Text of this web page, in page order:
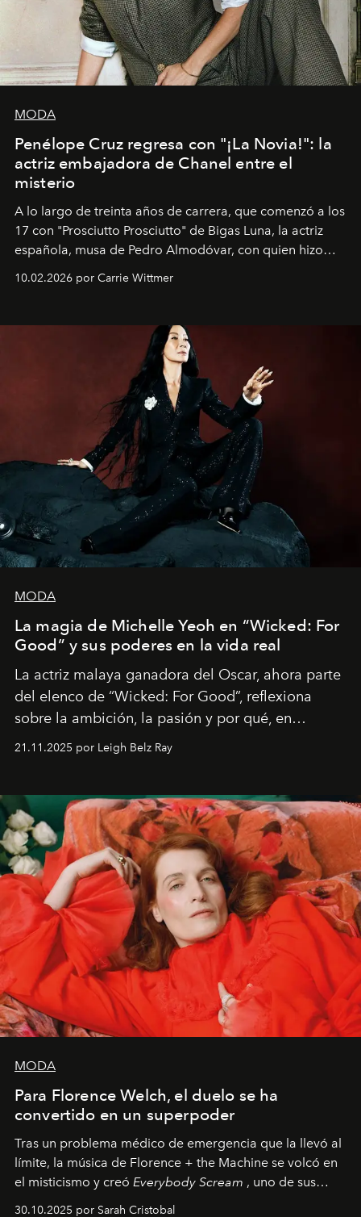
MODA
Penélope Cruz regresa con "¡La Novia!": la
actriz embajadora de Chanel entre el
misterio
A lo largo de treinta años de carrera, que comenzó a los
17 con "Prosciutto Prosciutto" de Bigas Luna, la actriz
española, musa de Pedro Almodóvar, con quien hizo
Barcelona", ha dividido su tiempo entre Europa y
dirigida por Maggie Gyllenhaal.
10.02.2026 por Carrie Wittmer
MODA
La magia de Michelle Yeoh en “Wicked: For
Good” y sus poderes en la vida real
La actriz malaya ganadora del Oscar, ahora parte
del elenco de “Wicked: For Good”, reflexiona
sobre la ambición, la pasión y por qué, en
ocasiones, la introspección puede esperar. “Es
importa si no lo entienden’”, confiesa.
21.11.2025 por Leigh Belz Ray
MODA
Para Florence Welch, el duelo se ha
convertido en un superpoder
Tras un problema médico de emergencia que la llevó al
límite, la música de Florence + the Machine se volcó en
el misticismo y creó Everybody Scream , uno de sus
30.10.2025 por Sarah Cristobal